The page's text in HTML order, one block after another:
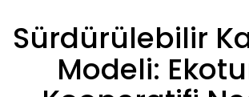
Sürdürülebilir
Modeli: